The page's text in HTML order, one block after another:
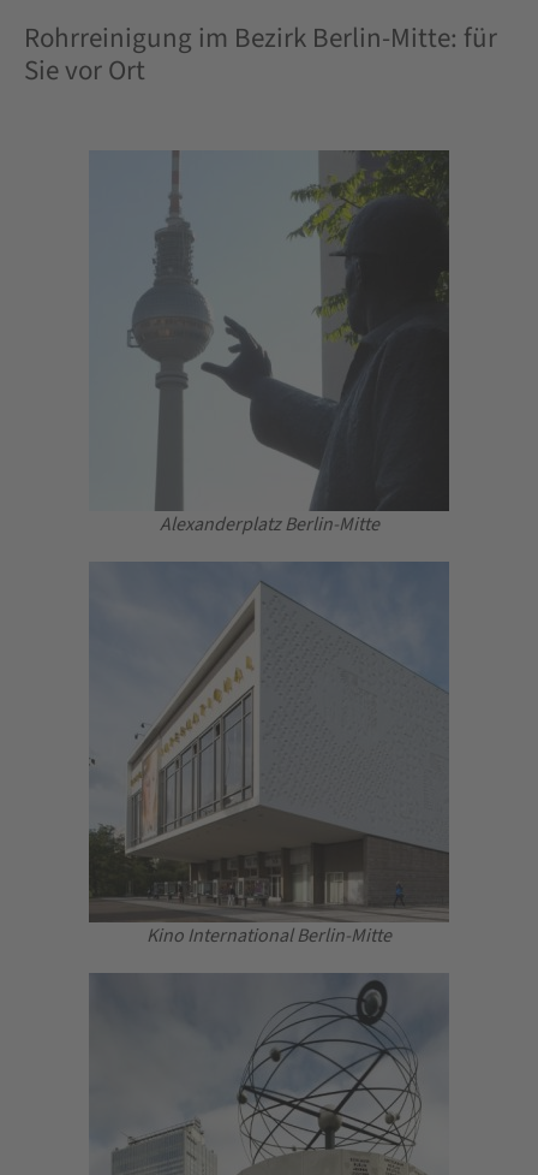
Rohrreinigung im Bezirk Berlin-Mitte: für
Sie vor Ort
Alexanderplatz Berlin-Mitte
Kino International Berlin-Mitte